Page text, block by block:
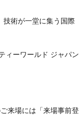
技術が一堂に集う国際
ィーワールド ジャパン
来場には「来場事前登